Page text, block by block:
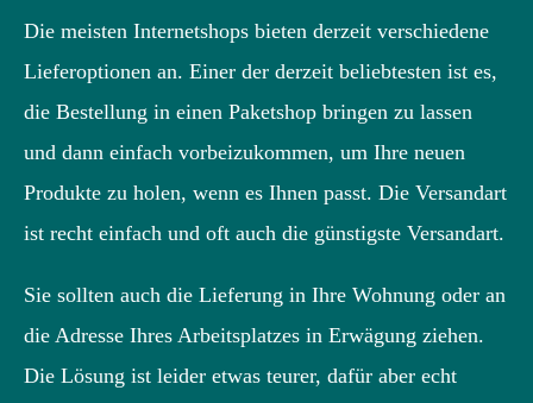
Die meisten Internetshops bieten derzeit verschiedene
Lieferoptionen an. Einer der derzeit beliebtesten ist es,
die Bestellung in einen Paketshop bringen zu lassen
und dann einfach vorbeizukommen, um Ihre neuen
Produkte zu holen, wenn es Ihnen passt. Die Versandart
ist recht einfach und oft auch die günstigste Versandart.
Sie sollten auch die Lieferung in Ihre Wohnung oder an
die Adresse Ihres Arbeitsplatzes in Erwägung ziehen.
Die Lösung ist leider etwas teurer, dafür aber echt